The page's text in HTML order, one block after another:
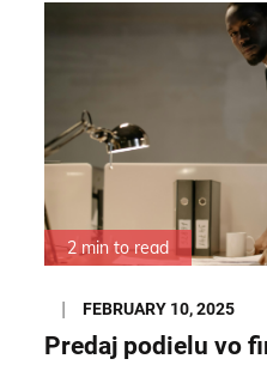
2 min to read
Posted
on
FEBRUARY 10, 2025
Predaj podielu vo